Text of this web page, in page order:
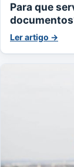
Para que
Ler artigo →